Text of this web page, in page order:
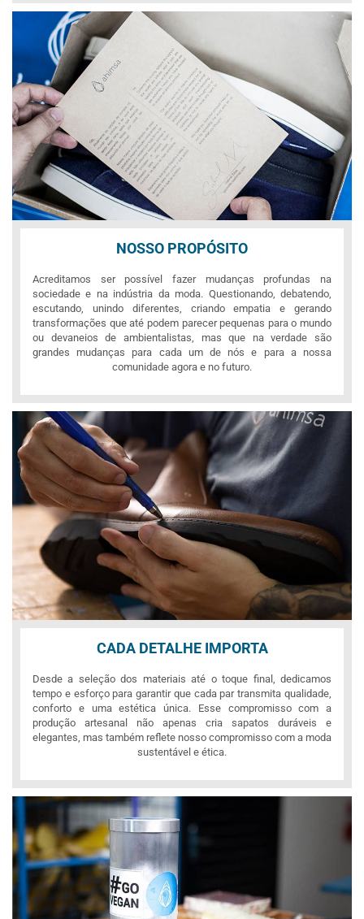
NOSSO PROPÓSITO
Acreditamos ser possível fazer mudanças profundas na
sociedade e na indústria da moda. Questionando, debatendo,
escutando, unindo diferentes, criando empatia e gerando
transformações que até podem parecer pequenas para o mundo
ou devaneios de ambientalistas, mas que na verdade são
grandes mudanças para cada um de nós e para a nossa
comunidade agora e no futuro.
CADA DETALHE IMPORTA
Desde a seleção dos materiais até o toque final, dedicamos
tempo e esforço para garantir que cada par transmita qualidade,
conforto e uma estética única. Esse compromisso com a
produção artesanal não apenas cria sapatos duráveis e
elegantes, mas também reflete nosso compromisso com a moda
sustentável e ética.